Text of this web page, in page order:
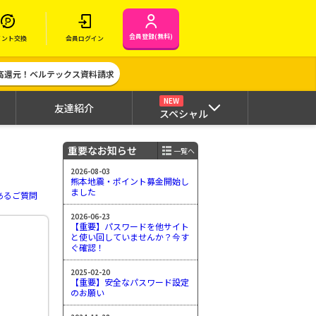
ト交換 会員ログイン 会員登録(無料)
還元！ベルテックス資料請求
友達紹介
NEW
スペシャル
るご質問
重要なお知らせ
一覧へ
2026-08-03
熊本地震・ポイント募金開始し
ました
2026-06-23
【重要】パスワードを他サイト
と使い回していませんか？今す
ぐ確認！
2025-02-20
【重要】安全なパスワード設定
のお願い